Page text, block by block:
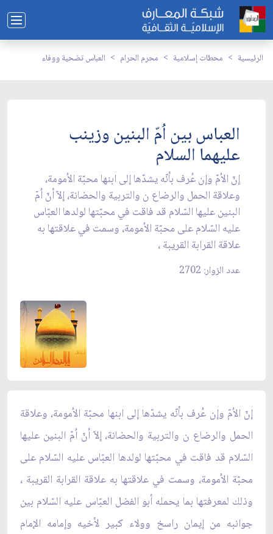
الرئيسية محطات إسلامية محرم الحرام العباس تضحية ووفاء
العباس بين اُمّ البنين وزينب
عليهما السلام
إنّ الاُمّ وإن عُرف بأنّه يشدّها إلى ابنها محبّة الاُمومة،
وعلاقة الحمل والرضاع ن والتربية والحضانة، إلاّ أنّ اُمّ
البنين عليها السّلام قد فاقت في محبّتها لولدها العبّاس
عليه السّلام على محبّة الاُمومة، وسمت في علاقتها به
علاقة القرابة القريبة ،
عدد الزوار: 2702
إنّ الاُمّ وإن عُرف بأنّه يشدّها إلى ابنها محبّة الاُمومة، وعلاقة
الحمل والرضاع ن والتربية والحضانة، إلاّ أنّ اُمّ البنين عليها
السّلام قد فاقت في محبّتها لولدها العبّاس عليه السّلام على
محبّة الاُمومة، وسمت في علاقتها به علاقة القرابة القريبة ،
وذلك لمعرفتها بما يحمله أبو الفضل العبّاس عليه السّلام بين
جوانبه من إيمان راسخ وولاء كبير لأخيه وإمامه الإمام